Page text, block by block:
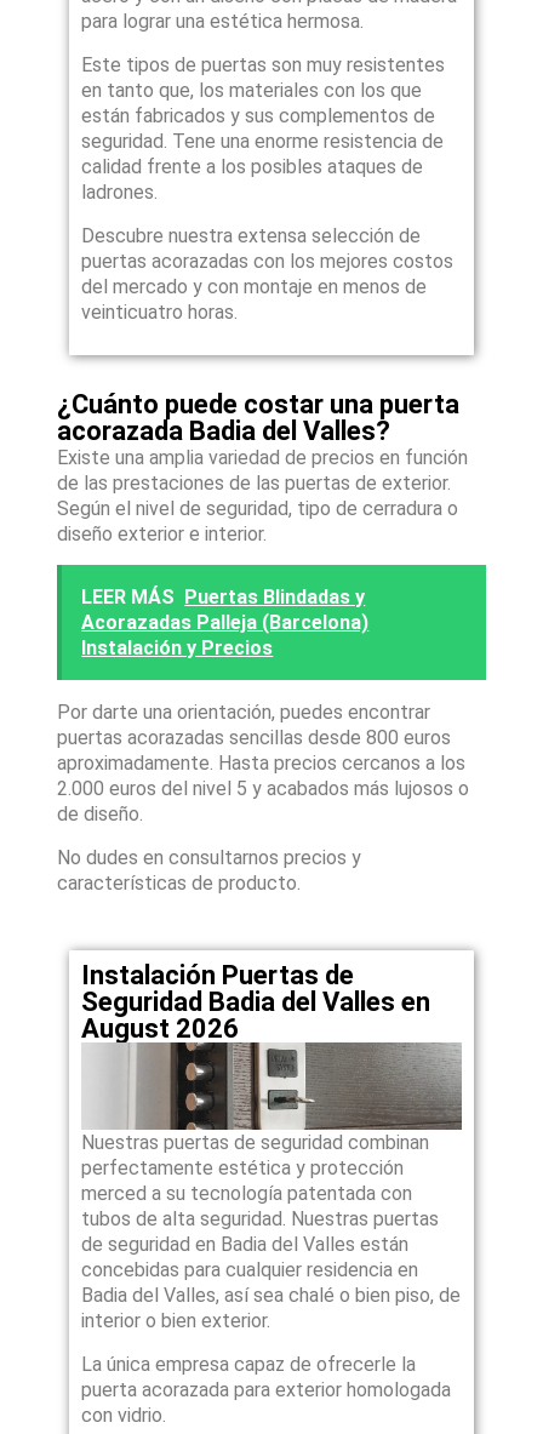
para lograr una estética hermosa.
Este tipos de puertas son muy resistentes
en tanto que, los materiales con los que
están fabricados y sus complementos de
seguridad. Tene una enorme resistencia de
calidad frente a los posibles ataques de
ladrones.
Descubre nuestra extensa selección de
puertas acorazadas con los mejores costos
del mercado y con montaje en menos de
veinticuatro horas.
¿Cuánto puede costar una puerta
acorazada Badia del Valles?
Existe una amplia variedad de precios en función
de las prestaciones de las puertas de exterior.
Según el nivel de seguridad, tipo de cerradura o
diseño exterior e interior.
LEER MÁS
Puertas Blindadas y
Acorazadas Palleja (Barcelona)
Instalación y Precios
Por darte una orientación, puedes encontrar
puertas acorazadas sencillas desde 800 euros
aproximadamente. Hasta precios cercanos a los
2.000 euros del nivel 5 y acabados más lujosos o
de diseño.
No dudes en consultarnos precios y
características de producto.
Instalación Puertas de
Seguridad Badia del Valles en
August 2026
Nuestras puertas de seguridad combinan
perfectamente estética y protección
merced a su tecnología patentada con
tubos de alta seguridad. Nuestras puertas
de seguridad en Badia del Valles están
concebidas para cualquier residencia en
Badia del Valles, así sea chalé o bien piso, de
interior o bien exterior.
La única empresa capaz de ofrecerle la
puerta acorazada para exterior homologada
con vidrio.